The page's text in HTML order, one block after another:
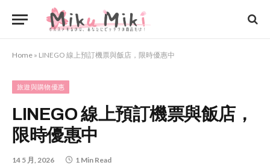
Home » LINEGO 線上預訂機票與飯店，限時優惠中
旅遊與購物優惠
LINEGO 線上預訂機票與飯店，
限時優惠中
14 5 月, 2026 1 Min Read